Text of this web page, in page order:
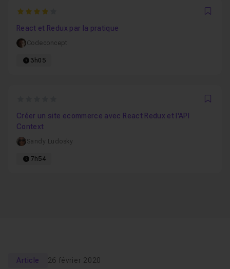
4
React et Redux par la pratique
Codeconcept
3h05
Créer un site ecommerce avec React Redux et l'API
Context
Sandy Ludosky
7h54
Article 26 février 2020